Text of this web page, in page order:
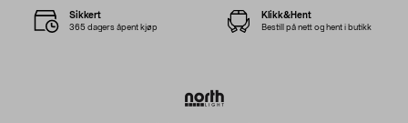
Sikkert
365 dagers åpent kjøp
Klikk&Hent
Bestill på nett og hent i butikk